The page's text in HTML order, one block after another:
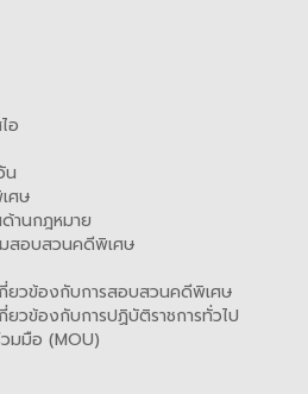
อ
น
ศษ
านกฎหมาย
สอบสวนคดีพิเศษ
ยวข้องกับการสอบสวนคดีพิเศษ
ยวข้องกับการปฏิบัติราชการทั่วไป
มมือ (MOU)